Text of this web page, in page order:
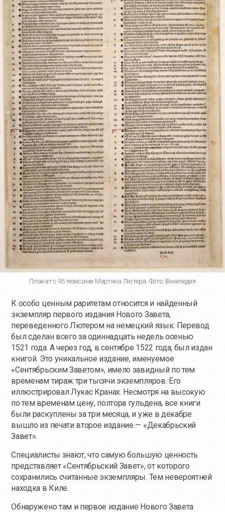
Плакат с 95 тезисами Мартина Лютера. Фото: Википедия
К особо ценным раритетам относится и найденный
экземпляр первого издания Нового Завета,
переведенного Лютером на немецкий язык. Перевод
был сделан всего за одиннадцать недель осенью
1521 года. А через год, в сентябре 1522 года, был издан
книгой. Это уникальное издание, именуемое
«Сентябрьским Заветом», имело завидный по тем
временам тираж три тысячи экземпляров. Его
иллюстрировал Лукас Кранах. Несмотря на высокую
по тем временам цену, полтора гульдена, все книги
были раскуплены за три месяца, и уже в декабре
вышло из печати второе издание — «Декабрьский
Завет».
Специалисты знают, что самую большую ценность
представляет «Сентябрьский Завет», от которого
сохранились считанные экземпляры. Тем невероятней
находка в Киле.
Обнаружено там и первое издание Нового Завета